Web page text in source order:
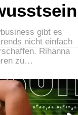
gibt es
nicht einfach
Rihanna
zu…